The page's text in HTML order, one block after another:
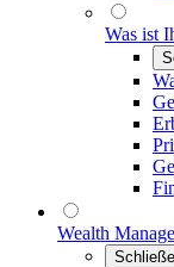
Was ist
Wealth